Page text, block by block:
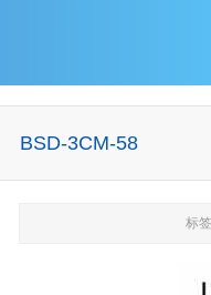
BSD-3CM-58
标